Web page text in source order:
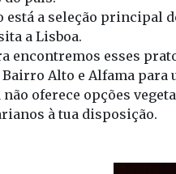
está a seleção principal
a Lisboa.
encontremos esses
Bairro Alto e Alfama
oferece opções
à tua disposição.